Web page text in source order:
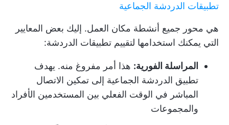
تطبيقات الدردشة الجماعية
هي محور جميع أنشطة مكان العمل. إليك بعض المعايير
التي يمكنك استخدامها لتقييم تطبيقات الدردشة:
المراسلة الفورية: هذا أمر مفروغ منه. يهدف
تطبيق الدردشة الجماعية إلى تمكين الاتصال
المباشر في الوقت الفعلي بين المستخدمين الأفراد
والمجموعات